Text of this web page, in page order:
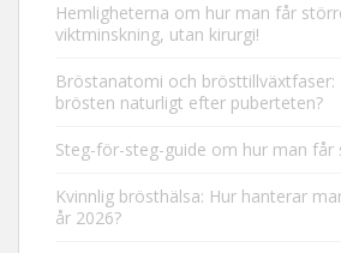
Hemligheterna om hur man får
viktminskning, utan kirurgi!
Bröstanatomi och brösttillväxtfaser:
brösten naturligt efter puberteten?
Steg-för-steg-guide om hur man får
Kvinnlig brösthälsa: Hur hanterar
år 2026?